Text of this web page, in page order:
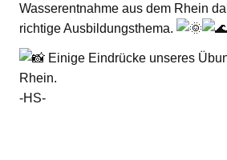
Wasserentnahme aus dem Rhein
richtige Ausbildungsthema.
Einige Eindrücke unseres
Rhein.
-HS-